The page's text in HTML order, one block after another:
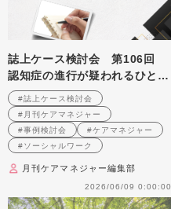
誌上ケース検討会 第106回
認知症の進行が疑われるひとり
暮らし高齢者への支援を考える
（2009年4月号掲載）
#誌上ケース検討会
#月刊ケアマネジャー
#事例検討会
#ケアマネジャー
#ソーシャルワーク
月刊ケアマネジャー編集部
2026/06/09 0:00:00